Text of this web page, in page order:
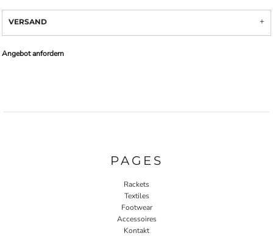
VERSAND
Angebot anfordern
PAGES
Rackets
Textiles
Footwear
Accessoires
Kontakt